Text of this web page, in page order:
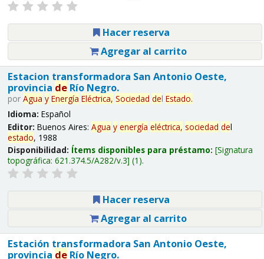
Hacer reserva
Agregar al carrito
Estacion transformadora San Antonio Oeste,
provincia deRío Negro.
por Agua y Energía Eléctrica, Sociedad del Estado.
Idioma: Español
Editor: Buenos Aires: Agua y energía eléctrica, sociedad del
estado, 1988
Disponibilidad: Ítems disponibles para préstamo: Signatura
topográfica: 621.374.5/A282/v.3 (1).
Hacer reserva
Agregar al carrito
Estación transformadora San Antonio Oeste,
provincia deRío Negro.